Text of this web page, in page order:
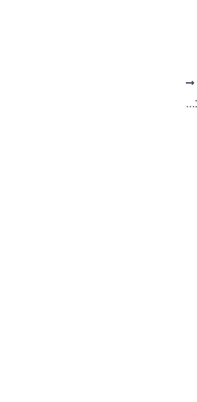
לא חלום ולא מדיטציה, העלה דפנה מתחת לכרית שינה שינה את השינה שלי